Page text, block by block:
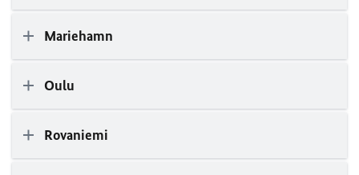
Mariehamn
Oulu
Rovaniemi